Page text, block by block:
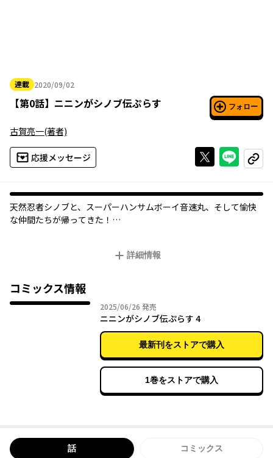
連載 2020/09/02
2020年09月02日
【第0話】 ニニンがシノブ伝ぷらす フォロー
古賀亮一(著者)
応援メッセージ Xで投稿する
ライン
コピー
天然忍者シノブと、スーパーハンサムボーイ音速丸、そして愉快
な仲間たちが帰ってきた！
めくるめく古賀亮一ワールド、とくとお楽しみあれ！
詳細情報
コミックス情報
2025/06/26 2025年06月26日
発売
ニニンがシノブ伝ぷらす 4
最新刊をストアで購入
1巻をストアで購入
話 コミックス